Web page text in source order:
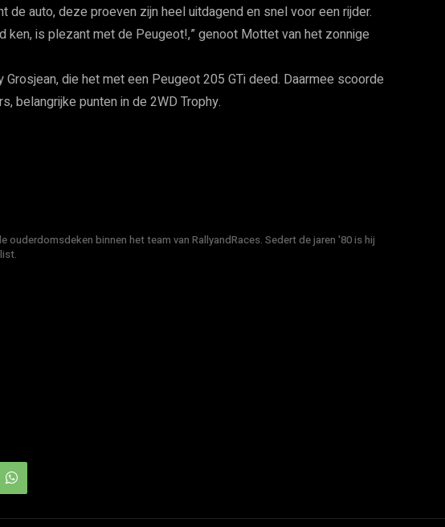
de auto, deze proeven zijn heel uitdagend en snel voor een rijder.
ken, is plezant met de Peugeot!,” genoot Mottet van het zonnige
Grosjean, die het met een Peugeot 205 GTi deed. Daarmee scoorde
belangrijke punten in de 2WD Trophy.
ouderdomsdeken binnen het team van RallyandRaces. Sedert de jaren '80 is hij